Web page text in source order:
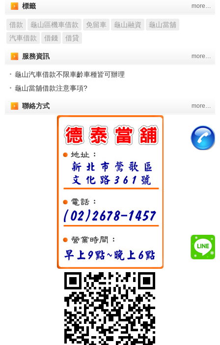
標籤 more…
借款 龜山區機車借款 免留車 龜山融資
龜山當舖
汽車借款
借錢 借貸
服務資訊 more…
龜山汽車借款不限車齡車種皆可辦理
龜山當舖借款注意事項?
聯絡方式 more…